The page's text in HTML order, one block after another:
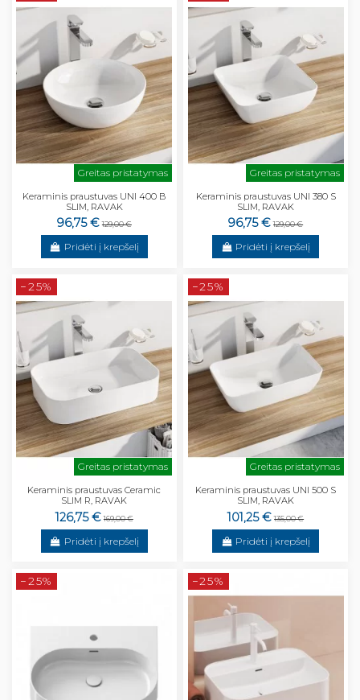
Greitas pristatymas
Keraminis praustuvas UNI 400 B
SLIM, RAVAK
96,75 € 129,00 €
Pridėti į krepšelį
Greitas pristatymas
Keraminis praustuvas UNI 380 S
SLIM, RAVAK
96,75 € 129,00 €
Pridėti į krepšelį
−25%
Greitas pristatymas
Keraminis praustuvas Ceramic
SLIM R, RAVAK
126,75 € 169,00 €
Pridėti į krepšelį
−25%
Greitas pristatymas
Keraminis praustuvas UNI 500 S
SLIM, RAVAK
101,25 € 135,00 €
Pridėti į krepšelį
−25% −25%